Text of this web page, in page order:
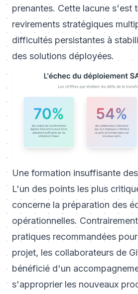
prenantes. Cette lacune s'est
revirements stratégiques
difficultés persistantes à
des solutions déployées.
Une formation insuffisante
L'un des points les plus
concerne la préparation des
opérationnelles.
pratiques recommandées
projet, les collaborateurs de
bénéficié d'un
s'approprier les nouveaux